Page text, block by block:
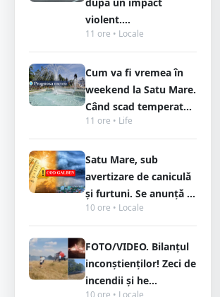
violent....
11 ore • Locale
Cum va fi vremea în
weekend la Satu Mare.
Când scad temperat...
11 ore • Life
Satu Mare, sub
avertizare de caniculă
și furtuni. Se anunță ...
10 ore • Locale
FOTO/VIDEO. Bilanțul
inconștienților! Zeci de
incendii și he...
10 ore • Locale